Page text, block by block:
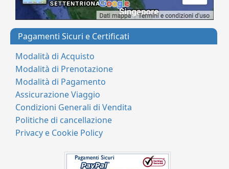
Pagamenti Sicuri e Certificati
Modalità di Acquisto
Modalità di Prenotazione
Modalità di Pagamento
Assicurazione Viaggio
Condizioni Generali di Vendita
Politiche di cancellazione
Privacy e Cookie Policy